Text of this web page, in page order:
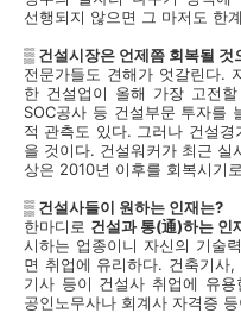
선행되지 않으면 그 마저도 한
▒ 건설시장은 언제쯤 회복될 것
전문가들도 견해가 엇갈린다.
한 건설업이 올해 가장 고전
SOC공사 등 건설부문 투자를
적 관측도 있다. 그러나 건설
을 것이다. 건설워커가 최근 실
상은 2010년 이후를 회복시기
▒ 건설사들이 원하는 인재는?
한마디로 건설과 통(通)하는 인
시하는 업종이니 자신의 기술
면 취업에 유리하다. 건축기사
기사 등이 건설사 취업에 유
공인노무사나 회계사 자격증